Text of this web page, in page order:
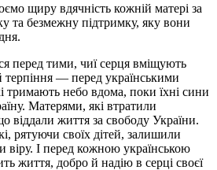
щиру вдячність кожній матері за
та безмежну підтримку, яку вони
перед тими, чиї серця вміщують
— перед українськими
тримають небо вдома, поки їхні сини
Матерями, які втратили
віддали життя за свободу України.
рятуючи своїх дітей, залишили
віру. І перед кожною українською
життя, добро й надію в серці своєї